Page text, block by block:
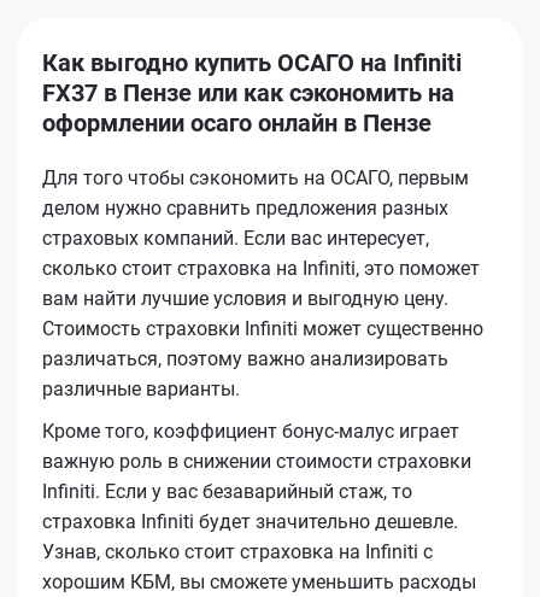
Как выгодно купить ОСАГО на Infiniti
FX37 в Пензе или как сэкономить на
оформлении осаго онлайн в Пензе
Для того чтобы сэкономить на ОСАГО, первым
делом нужно сравнить предложения разных
страховых компаний. Если вас интересует,
сколько стоит страховка на Infiniti, это поможет
вам найти лучшие условия и выгодную цену.
Стоимость страховки Infiniti может существенно
различаться, поэтому важно анализировать
различные варианты.
Кроме того, коэффициент бонус-малус играет
важную роль в снижении стоимости страховки
Infiniti. Если у вас безаварийный стаж, то
страховка Infiniti будет значительно дешевле.
Узнав, сколько стоит страховка на Infiniti с
хорошим КБМ, вы сможете уменьшить расходы